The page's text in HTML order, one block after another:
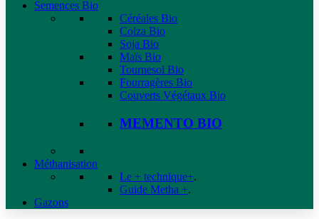
Semences Bio
Céréales Bio
Colza Bio
Soja Bio
Maïs Bio
Tournesol Bio
Fourragères Bio
Couverts Végétaux Bio
MEMENTO BIO
Méthanisation
Le + technique+.
Guide Metha +.
Gazons